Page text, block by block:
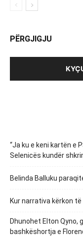
PËRGJIGJU
“Ja ku e keni kartën e
Selenicës kundër
Belinda Balluku
Kur narrativa kërkon
Dhunohet Elton
bashkëshortja e